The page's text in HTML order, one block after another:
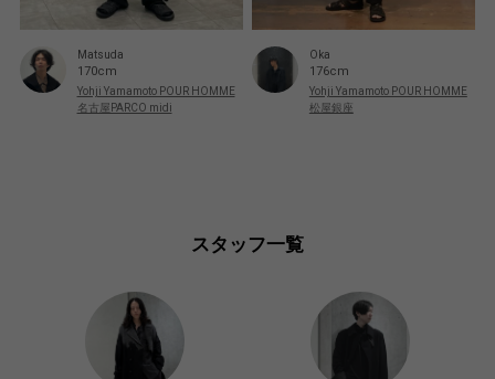
Matsuda
170cm
Yohji Yamamoto POUR HOMME
名古屋PARCO midi
Oka
176cm
Yohji Yamamoto POUR HOMME
松屋銀座
スタッフ一覧